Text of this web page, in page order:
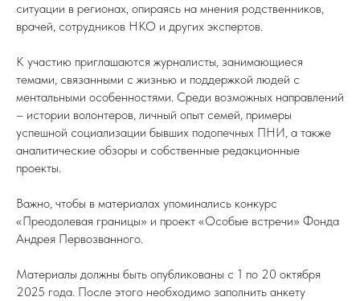
ситуации в регионах, опираясь на мнения родственников,
врачей, сотрудников НКО и других экспертов.
К участию приглашаются журналисты, занимающиеся
темами, связанными с жизнью и поддержкой людей с
ментальными особенностями. Среди возможных направлений
– истории волонтеров, личный опыт семей, примеры
успешной социализации бывших подопечных ПНИ, а также
аналитические обзоры и собственные редакционные
проекты.
Важно, чтобы в материалах упоминались конкурс
«Преодолевая границы» и проект «Особые встречи» Фонда
Андрея Первозванного.
Материалы должны быть опубликованы с 1 по 20 октября
2025 года. После этого необходимо заполнить анкету